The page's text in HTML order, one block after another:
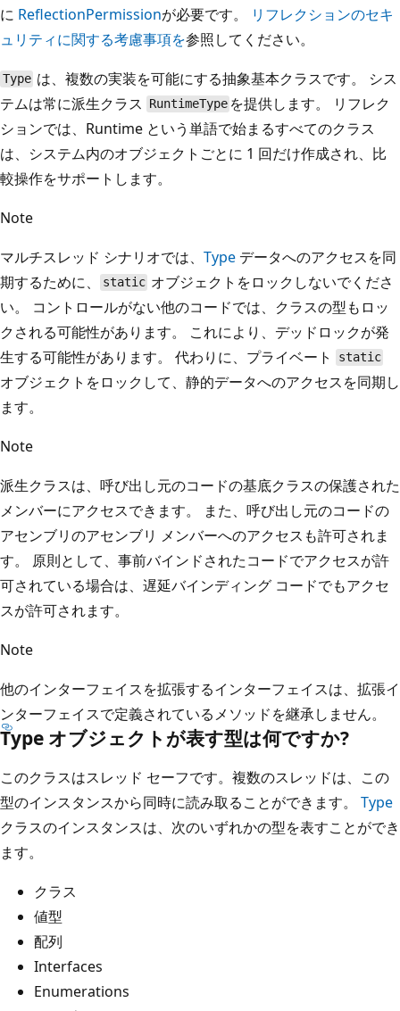
に ReflectionPermissionが必要です。
リフレクションのセキ
ュリティに関する考慮事項を参照してください。
Type は、複数の実装を可能にする抽象基本クラスです。 シス
テムは常に派生クラス
RuntimeType を提供します。 リフレク
ションでは、Runtime という単語で始まるすべてのクラス
は、システム内のオブジェクトごとに 1 回だけ作成され、比
較操作をサポートします。
Note
マルチスレッド シナリオでは、 Type データへのアクセスを同
期するために、
static オブジェクトをロックしないでくださ
い。 コントロールがない他のコードでは、クラスの型もロッ
クされる可能性があります。 これにより、デッドロックが発
生する可能性があります。 代わりに、プライベート
static
オブジェクトをロックして、静的データへのアクセスを同期し
ます。
Note
派生クラスは、呼び出し元のコードの基底クラスの保護された
メンバーにアクセスできます。 また、呼び出し元のコードの
アセンブリのアセンブリ メンバーへのアクセスも許可されま
す。 原則として、事前バインドされたコードでアクセスが許
可されている場合は、遅延バインディング コードでもアクセ
スが許可されます。
Note
他のインターフェイスを拡張するインターフェイスは、拡張イ
ンターフェイスで定義されているメソッドを継承しません。
Type オブジェクトが表す型は何ですか?
このクラスはスレッド セーフです。複数のスレッドは、この
型のインスタンスから同時に読み取ることができます。 Type
クラスのインスタンスは、次のいずれかの型を表すことができ
ます。
クラス
値型
配列
Interfaces
Enumerations